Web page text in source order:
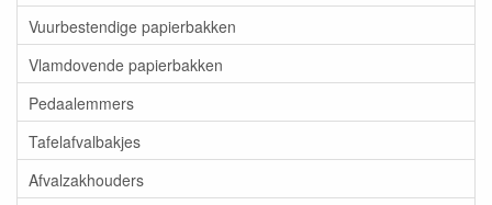
Vuurbestendige papierbakken
Vlamdovende papierbakken
Pedaalemmers
Tafelafvalbakjes
Afvalzakhouders